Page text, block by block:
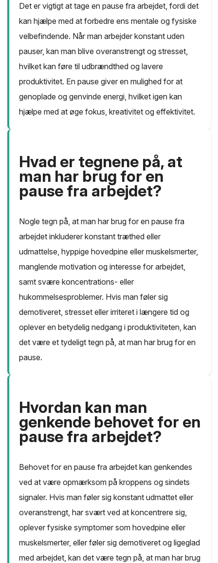
Det er vigtigt at tage en pause fra arbejdet, fordi det
kan hjælpe med at forbedre ens mentale og fysiske
velbefindende. Når man arbejder konstant uden
pauser, kan man blive overanstrengt og stresset,
hvilket kan føre til udbrændthed og lavere
produktivitet. En pause giver en mulighed for at
genoplade og genvinde energi, hvilket igen kan
hjælpe med at øge fokus, kreativitet og effektivitet.
Hvad er tegnene på, at
man har brug for en
pause fra arbejdet?
Nogle tegn på, at man har brug for en pause fra
arbejdet inkluderer konstant træthed eller
udmattelse, hyppige hovedpine eller muskelsmerter,
manglende motivation og interesse for arbejdet,
samt svære koncentrations- eller
hukommelsesproblemer. Hvis man føler sig
demotiveret, stresset eller irriteret i længere tid og
oplever en betydelig nedgang i produktiviteten, kan
det være et tydeligt tegn på, at man har brug for en
pause.
Hvordan kan man
genkende behovet for en
pause fra arbejdet?
Behovet for en pause fra arbejdet kan genkendes
ved at være opmærksom på kroppens og sindets
signaler. Hvis man føler sig konstant udmattet eller
overanstrengt, har svært ved at koncentrere sig,
oplever fysiske symptomer som hovedpine eller
muskelsmerter, eller føler sig demotiveret og ligeglad
med arbejdet, kan det være tegn på, at man har brug